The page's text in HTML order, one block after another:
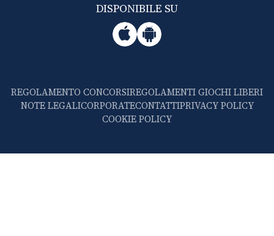
DISPONIBILE SU
REGOLAMENTO CONCORSIREGOLAMENTI GIOCHI LIBERI
NOTE LEGALICORPORATECONTATTIPRIVACY POLICY
COOKIE POLICY